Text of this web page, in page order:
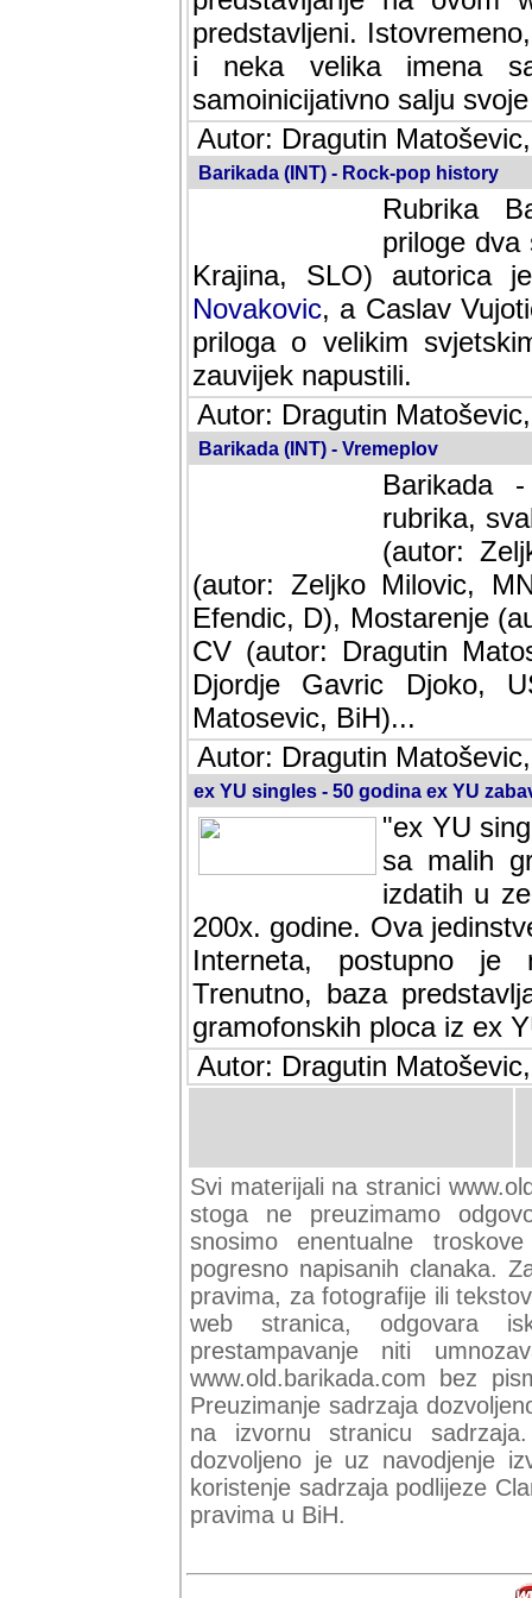
predstavljeni.
i neka velika imena
samoinicijativno salju
Autor: Dragutin
Barikada (INT) - Rock-pop history
Rubrika
dva
SLO) autorica je velikog
Caslav Vujotic
velikim svjetskim
napustili.
Autor: Dragutin
Barikada (INT) - Vremeplov
Barikada
rubrika,
(autor:
(autor: Zeljko Milovic,
Efendic, D), Mostarenje
CV (autor: Dragutin
Djordje Gavric Djoko,
Matosevic, BiH)...
Autor: Dragutin
ex YU singles - 50 godina ex YU
"ex YU
sa malih
izdatih u
200x. godine. Ova
Interneta, postupno je
baza predstavlja
ploca iz ex YU.
Autor: Dragutin
Svi materijali na stranici
stoga ne preuzimamo
snosimo enentualne
pogresno napisanih clanaka.
pravima, za fotografije ili
web stranica, odgovara
prestampavanje niti
www.old.barikada.com bez
Preuzimanje sadrzaja
na izvornu stranicu
dozvoljeno je uz navodjenje
koristenje sadrzaja podlijeze
pravima u BiH.